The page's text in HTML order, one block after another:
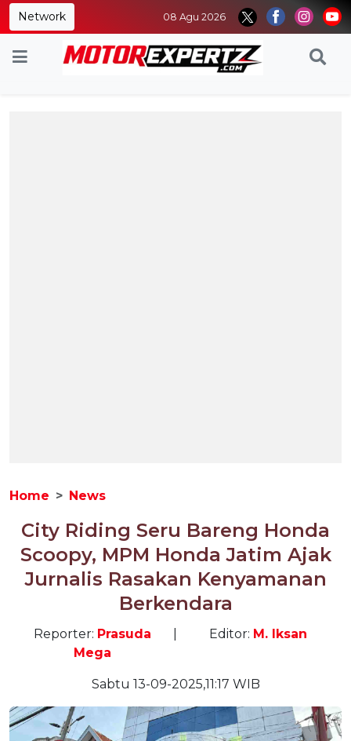
Network 08 Agu 2026
Home News
City Riding Seru Bareng Honda
Scoopy, MPM Honda Jatim Ajak
Jurnalis Rasakan Kenyamanan
Berkendara
Reporter: Prasuda
Mega
Editor: M. Iksan
Sabtu 13-09-2025,11:17 WIB